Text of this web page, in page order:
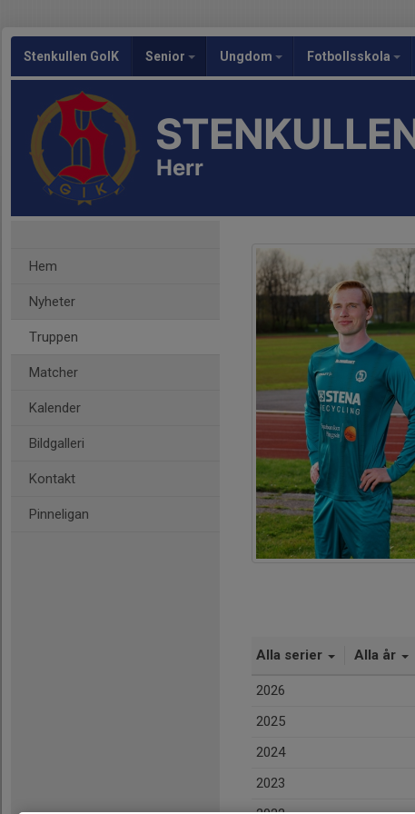
Stenkullen GoIK Senior Ungdom Fotbollsskola
Herr
Hem
Nyheter
Truppen
Matcher
Kalender
Bildgalleri
Kontakt
Pinneligan
Alla serier Alla år
2026
2025
2024
2023